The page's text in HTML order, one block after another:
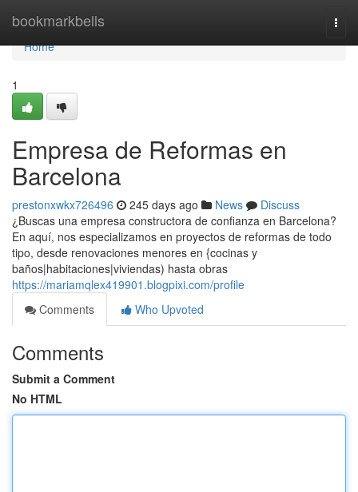
bookmarkbells
Home
Home
1
Empresa de Reformas en
Barcelona
prestonxwkx726496 245 days ago News
Discuss
¿Buscas una empresa constructora de confianza en Barcelona?
En aquí, nos especializamos en proyectos de reformas de todo
tipo, desde renovaciones menores en {cocinas y
baños|habitaciones|viviendas) hasta obras
https://mariamqlex419901.blogpixi.com/profile
Comments
Who Upvoted
Comments
Submit a Comment
No HTML